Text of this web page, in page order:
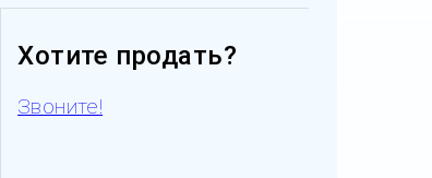
Хотите продать?
Звоните!